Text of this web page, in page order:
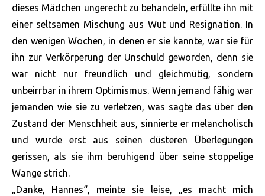
dieses Mädchen ungerecht zu behandeln, erfüllte ihn mit
einer seltsamen Mischung aus Wut und Resignation. In
den wenigen Wochen, in denen er sie kannte, war sie für
ihn zur Verkörperung der Unschuld geworden, denn sie
war nicht nur freundlich und gleichmütig, sondern
unbeirrbar in ihrem Optimismus. Wenn jemand fähig war
jemanden wie sie zu verletzen, was sagte das über den
Zustand der Menschheit aus, sinnierte er melancholisch
und wurde erst aus seinen düsteren Überlegungen
gerissen, als sie ihm beruhigend über seine stoppelige
Wange strich.
„Danke, Hannes“, meinte sie leise, „es macht mich